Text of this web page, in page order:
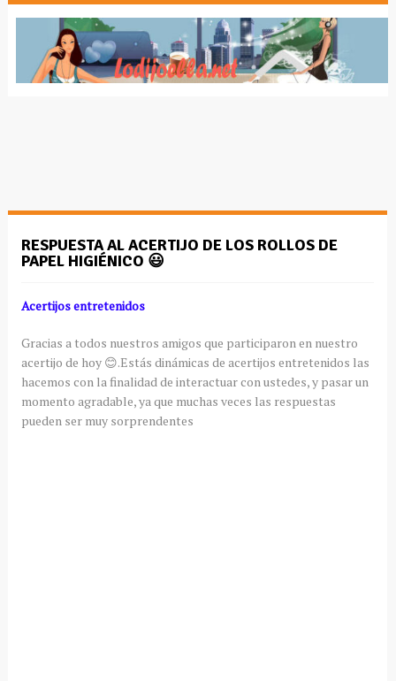
RESPUESTA AL ACERTIJO DE LOS ROLLOS DE
PAPEL HIGIÉNICO 😃
Acertijos entretenidos
Gracias a todos nuestros amigos que participaron en nuestro
acertijo de hoy 😊.Estás dinámicas de acertijos entretenidos las
hacemos con la finalidad de interactuar con ustedes, y pasar un
momento agradable, ya que muchas veces las respuestas
pueden ser muy sorprendentes